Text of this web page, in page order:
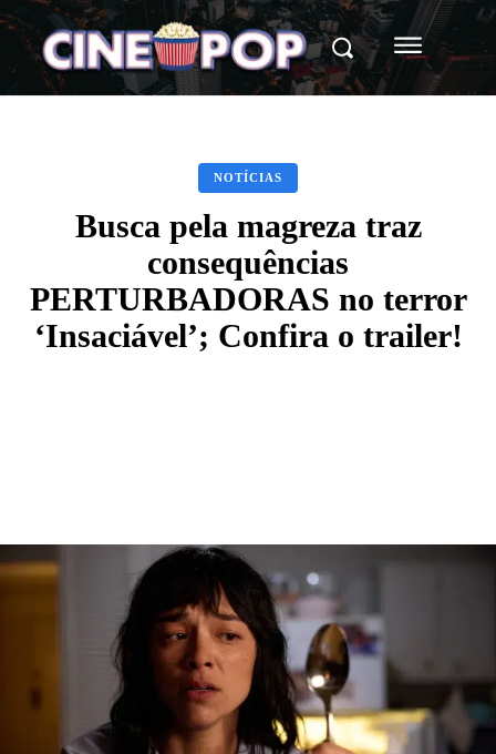
NOTÍCIAS
Busca pela magreza traz
consequências
PERTURBADORAS no terror
‘Insaciável’; Confira o trailer!